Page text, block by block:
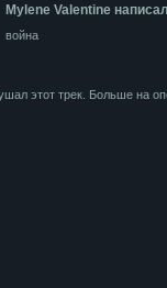
Mylene Valentine
война
этот трек. Больше на